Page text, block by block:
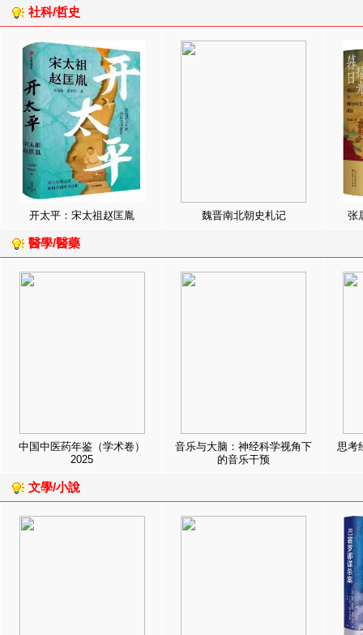
社科/哲史
开太平：宋太祖赵匡胤 魏晋南北朝史札记 张
醫學/醫藥
中国中医药年鉴（学术卷）
2025
音乐与大脑：神经科学视角下
的音乐干预
思考
文學/小說